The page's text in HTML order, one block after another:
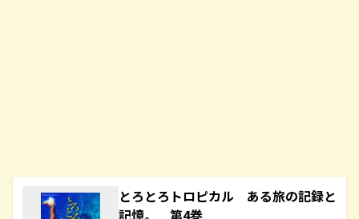
とろとろトロピカル ある旅の記録と
記憶。 第4巻